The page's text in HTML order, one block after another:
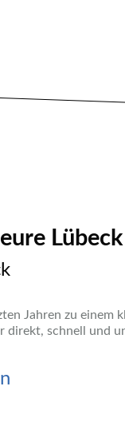
Lübeck
Jahren zu
direkt, schnell und